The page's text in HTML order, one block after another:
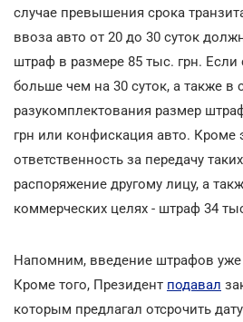
случае превышения срока
ввоза авто от 20 до 30 суток
штраф в размере 85 тыс. грн.
больше чем на 30 суток, а также в
разукомплектования размер
грн или конфискация авто. Кроме
ответственность за передачу
распоряжение другому лицу, а
коммерческих целях - штраф 34
Напомним, введение штрафов
Кроме того, Президент подавал
которым предлагал отсрочить